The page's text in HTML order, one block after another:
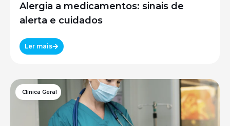
Alergia a medicamentos: sinais de
alerta e cuidados
Ler mais
Clínica Geral